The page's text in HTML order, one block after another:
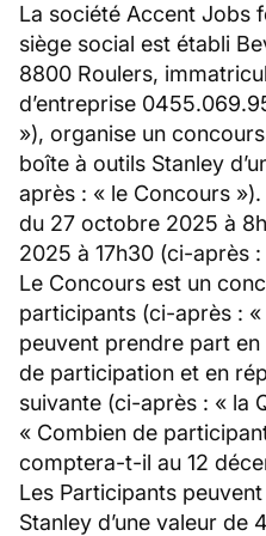
La société Accent Jobs
siège social est établi
8800 Roulers,
d’entreprise
»), organise un
boîte à outils Stanley
après : « le Concours
du 27 octobre 2025 à
2025 à 17h30 (ci-après :
Le Concours est un
participants (ci-après :
peuvent prendre part
de participation et en
suivante (ci-après : « la
« Combien de
comptera-t-il au 12
Les Participants
Stanley d’une valeur